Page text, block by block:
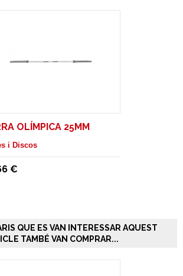
OLÍMPICA 25MM
i Discos
€
QUE ES VAN INTERESSAR AQUEST
TAMBÉ VAN COMPRAR...